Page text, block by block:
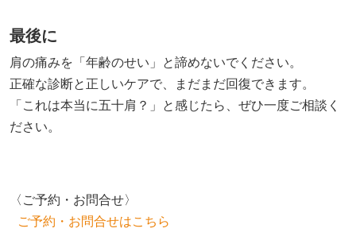
最後に
肩の痛みを「年齢のせい」と諦めないでください。
正確な診断と正しいケアで、まだまだ回復できます。
「これは本当に五十肩？」と感じたら、ぜひ一度ご相談く
ださい。
〈ご予約・お問合せ〉